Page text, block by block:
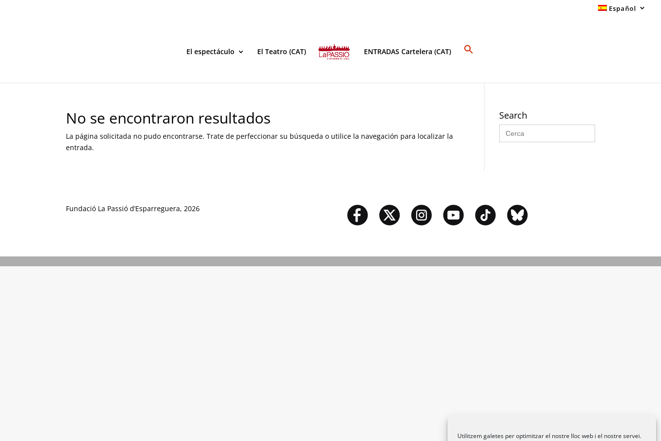
Utilitzem galetes per optimitzar el nostre lloc web i el nostre servei.
Español
El espectáculo El Teatro (CAT) ENTRADAS Cartelera (CAT)
No se encontraron resultados
La página solicitada no pudo encontrarse. Trate de perfeccionar su búsqueda o utilice la navegación para localizar la
entrada.
Search
Buscar:
Fundació La Passió d’Esparreguera, 2026